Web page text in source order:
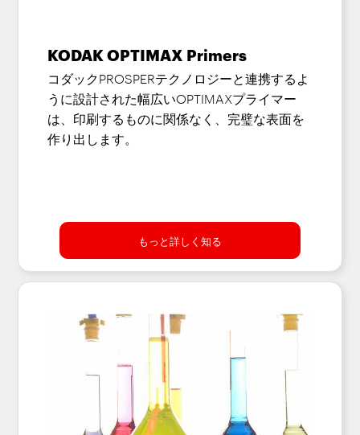
KODAK OPTIMAX Primers
コダックPROSPERテクノロジーと連携するよ
うに設計された幅広いOPTIMAXプライマー
は、印刷するものに関係なく、完璧な表面を
作り出します。
もっと詳しく知る